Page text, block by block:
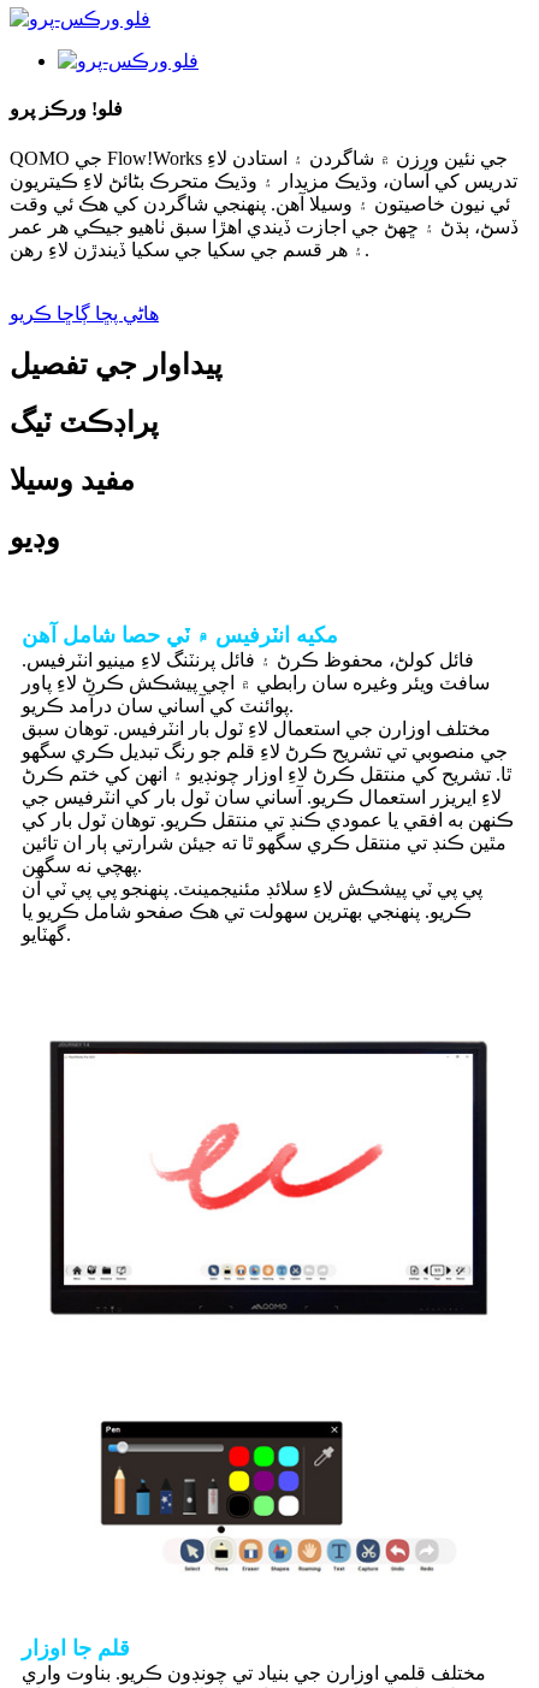
فلو! ورڪز پرو
QOMO جي Flow!Works جي نئين ورزن ۾ شاگردن ۽ استادن لاءِ
تدريس کي آسان، وڌيڪ مزيدار ۽ وڌيڪ متحرڪ بڻائڻ لاءِ ڪيتريون
ئي نيون خاصيتون ۽ وسيلا آهن. پنهنجي شاگردن کي هڪ ئي وقت
ڏسڻ، ٻڌڻ ۽ ڇهڻ جي اجازت ڏيندي اهڙا سبق ٺاهيو جيڪي هر عمر
۽ هر قسم جي سکيا جي سکيا ڏيندڙن لاءِ رهن.
هاڻي پڇا ڳاڇا ڪريو
پيداوار جي تفصيل
پراڊڪٽ ٽيگ
مفيد وسيلا
وڊيو
مکيه انٽرفيس ۾ ٽي حصا شامل آهن
فائل کولڻ، محفوظ ڪرڻ ۽ فائل پرنٽنگ لاءِ مينيو انٽرفيس.
سافٽ ويئر وغيره سان رابطي ۾ اچي پيشڪش ڪرڻ لاءِ پاور
پوائنٽ کي آساني سان درآمد ڪريو.
مختلف اوزارن جي استعمال لاءِ ٽول بار انٽرفيس. توهان سبق
جي منصوبي تي تشريح ڪرڻ لاءِ قلم جو رنگ تبديل ڪري سگهو
ٿا. تشريح کي منتقل ڪرڻ لاءِ اوزار چونڊيو ۽ انهن کي ختم ڪرڻ
لاءِ ايريزر استعمال ڪريو. آساني سان ٽول بار کي انٽرفيس جي
ڪنهن به افقي يا عمودي ڪنڊ تي منتقل ڪريو. توهان ٽول بار کي
مٿين ڪنڊ تي منتقل ڪري سگهو ٿا ته جيئن شرارتي ٻار ان تائين
پهچي نه سگهن.
پي پي ٽي پيشڪش لاءِ سلائڊ مئنيجمينٽ. پنهنجو پي پي ٽي آن
ڪريو. پنهنجي بهترين سهولت تي هڪ صفحو شامل ڪريو يا
گهٽايو.
قلم جا اوزار
مختلف قلمي اوزارن جي بنياد تي چونڊون ڪريو. بناوت واري